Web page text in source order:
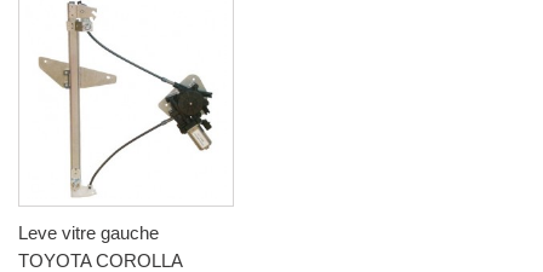
Leve vitre gauche
TOYOTA COROLLA